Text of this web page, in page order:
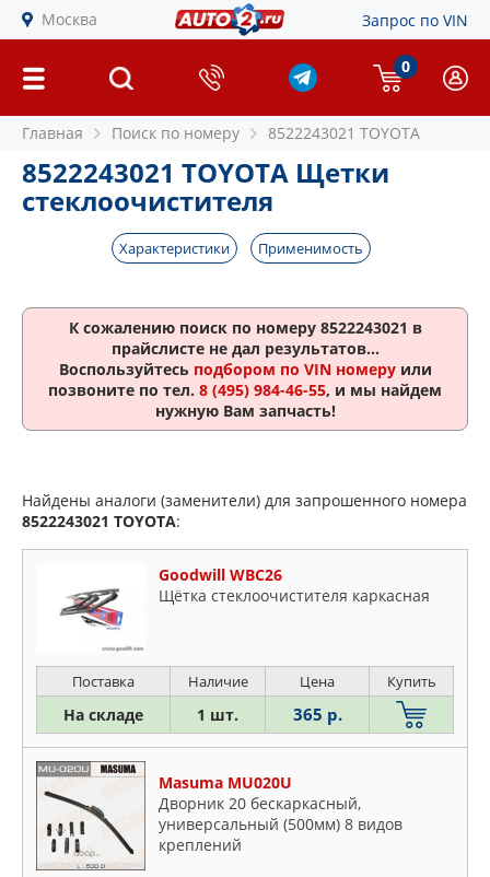
Москва Запрос по VIN
0
Главная Поиск по номеру 8522243021 TOYOTA
8522243021 TOYOTA Щетки
стеклоочистителя
Характеристики Применимость
К сожалению поиск по номеру 8522243021 в
прайслисте не дал результатов...
Воспользуйтесь подбором по VIN номеруили
позвоните по тел. 8 (495) 984-46-55, и мы найдем
нужную Вам запчасть!
Найдены аналоги (заменители) для запрошенного номера
8522243021 TOYOTA:
Goodwill WBC26
Щётка стеклоочистителя каркасная
Поставка Наличие Цена Купить
На складе 1 шт. 365 р.
Masuma MU020U
Дворник 20 бескаркасный,
универсальный (500мм) 8 видов
креплений